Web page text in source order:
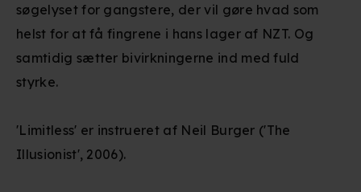
søgelyset for gangstere, der vil gøre hvad som
helst for at få fingrene i hans lager af NZT. Og
samtidig sætter bivirkningerne ind med fuld
styrke.
'Limitless' er instrueret af Neil Burger ('The
Illusionist', 2006).